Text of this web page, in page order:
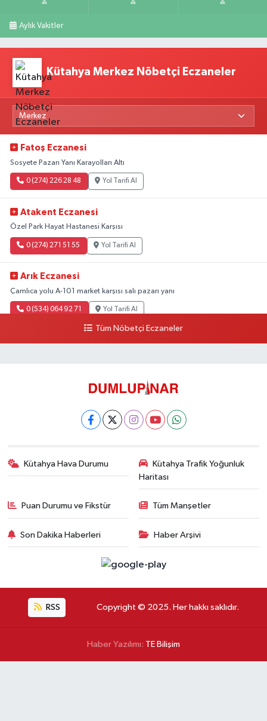
Aylık Vakitler
Kütahya Merkez Nöbetçi Eczaneler
Fatoş Eczanesi
Sosyete Pazarı Yanı Karayolları Altı
0 (274) 226 28 48 Yol Tarifi Al
Atakent Eczanesi
Özel Park Hayat Hastanesi Karşısı
0 (274) 271 51 55 Yol Tarifi Al
Arık Eczanesi
Çamlıca yolu A-101 market karşısı salı pazarı yanı
0 (534) 064 92 71 Yol Tarifi Al
Tüm Nöbetçi Eczaneler
Kütahya Hava Durumu
Kütahya Trafik Yoğunluk
Haritası
Puan Durumu ve Fikstür Tüm Manşetler
Son Dakika Haberleri Haber Arşivi
RSS Copyright © 2025. Her hakkı saklıdır.
Haber Yazılımı: TE Bilişim